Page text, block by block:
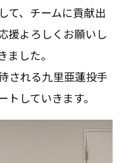
て、チームに貢献出
援よろしくお願いし
した。
される九里亜蓮投手
していきます。